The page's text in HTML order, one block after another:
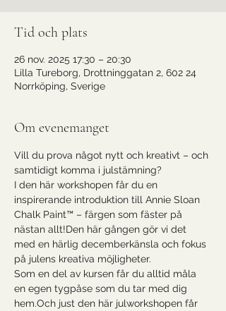
Tid och plats
26 nov. 2025 17:30 – 20:30
Lilla Tureborg, Drottninggatan 2, 602 24
Norrköping, Sverige
Om evenemanget
Vill du prova något nytt och kreativt – och
samtidigt komma i julstämning?
I den här workshopen får du en
inspirerande introduktion till Annie Sloan
Chalk Paint™ – färgen som fäster på
nästan allt!Den här gången gör vi det
med en härlig decemberkänsla och fokus
på julens kreativa möjligheter.
Som en del av kursen får du alltid måla
en egen tygpåse som du tar med dig
hem.Och just den här julworkshopen får